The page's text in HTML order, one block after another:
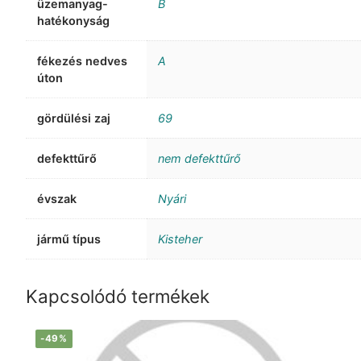
üzemanyag-
hatékonyság
B
fékezés nedves
úton
A
gördülési zaj 69
defekttűrő nem defekttűrő
évszak Nyári
jármű típus Kisteher
Kapcsolódó termékek
-49%